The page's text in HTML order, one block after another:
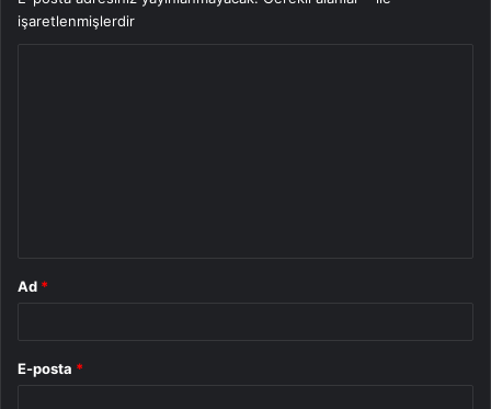
işaretlenmişlerdir
Ad *
E-posta *